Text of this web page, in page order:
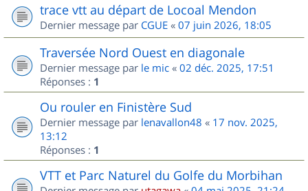
trace vtt au départ de Locoal Mendon
Dernier message par CGUE « 07 juin 2026, 18:05
Traversée Nord Ouest en diagonale
Dernier message par le mic « 02 déc. 2025, 17:51
Réponses : 1
Ou rouler en Finistère Sud
Dernier message par lenavallon48 « 17 nov. 2025,
13:12
Réponses : 1
VTT et Parc Naturel du Golfe du Morbihan